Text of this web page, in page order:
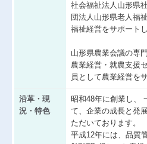
小規模企業共済制度
中小企業退職金共済制度
社会福祉法人山形県
団法人山形県老人福
福祉経営をサポート
山形県農業会議の専
農業経営・就農支援
員として農業経営を
沿革・現
況・特色
昭和48年に創業し、
て、企業の成長と発
ただいております。
平成12年には、品質